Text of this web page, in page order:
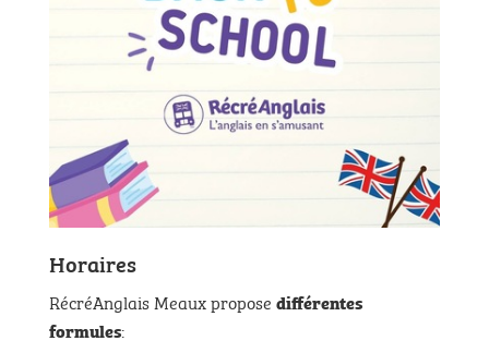
Horaires
RécréAnglais Meaux propose différentes
formules: